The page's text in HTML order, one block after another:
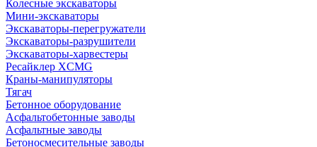
Колесные экскаваторы
Мини-экскаваторы
Экскаваторы-перегружатели
Экскаваторы-разрушители
Экскаваторы-харвестеры
Ресайклер XCMG
Краны-манипуляторы
Тягач
Бетонное оборудование
Асфальтобетонные заводы
Асфальтные заводы
Бетоносмесительные заводы